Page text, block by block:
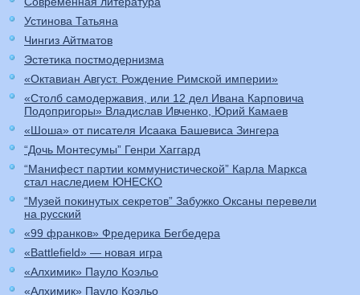
Устинова Татьяна
Чингиз Айтматов
Эстетика постмодернизма
«Октавиан Август. Рождение Римской империи»
«Столб самодержавия, или 12 дел Ивана Карповича
Подопригоры» Владислав Ивченко, Юрий Камаев
«Шоша» от писателя Исаака Башевиса Зингера
“Дочь Монтесумы” Генри Хаггард
“Манифест партии коммунистической” Карла Маркса
стал наследием ЮНЕСКО
“Музей покинутых секретов” Забужко Оксаны перевели
на русский
«99 франков» Фредерика Бегбедера
«Battlefield» — новая игра
«Алхимик» Пауло Коэльо
«Алхимик» Пауло Коэльо